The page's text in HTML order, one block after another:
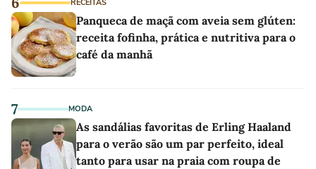
RECEITAS
Panqueca de maçã com aveia sem glúten:
receita fofinha, prática e nutritiva para o
café da manhã
7 MODA
As sandálias favoritas de Erling Haaland
para o verão são um par perfeito, ideal
tanto para usar na praia com roupa de